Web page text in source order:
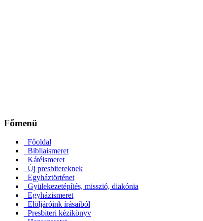
Főmenü
Főoldal
Bibliaismeret
Kátéismeret
Új presbitereknek
Egyháztörténet
Gyülekezetépítés, misszió, diakónia
Egyházismeret
Elöljáróink írásaiból
Presbiteri kézikönyv